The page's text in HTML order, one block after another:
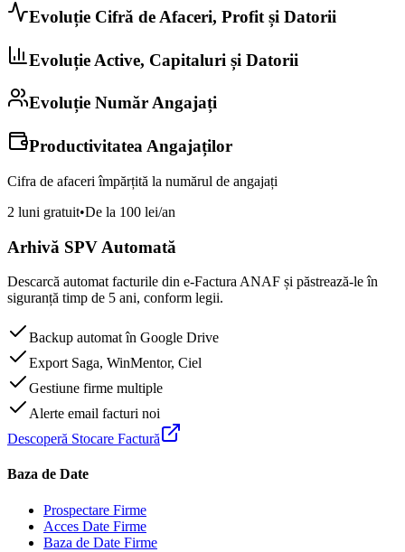
Evoluție Cifră de Afaceri, Profit și Datorii
Evoluție Active, Capitaluri și Datorii
Evoluție Număr Angajați
Productivitatea Angajaților
Cifra de afaceri împărțită la numărul de angajați
2 luni gratuit•De la 100 lei/an
Arhivă SPV Automată
Descarcă automat facturile din e-Factura ANAF și păstrează-le în
siguranță timp de 5 ani, conform legii.
Backup automat în Google Drive
Export Saga, WinMentor, Ciel
Gestiune firme multiple
Alerte email facturi noi
Descoperă Stocare Factură
Baza de Date
Prospectare Firme
Acces Date Firme
Baza de Date Firme